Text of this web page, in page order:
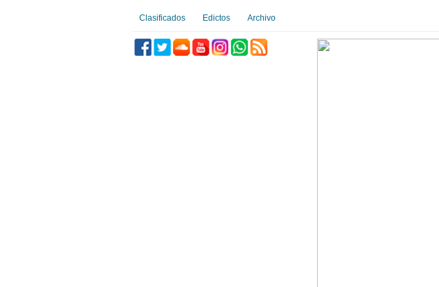
Clasificados Edictos Archivo